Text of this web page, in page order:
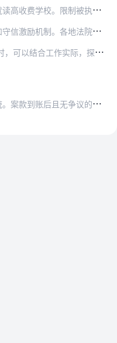
超出正常收费标准的学校，虽然是私立学校，但如果其收费未超出正常标准，也…
对被执行人分级分类采取失信惩戒、限制消费措施，让失信惩戒、限制消费措施…
各
地法院在依法开展失信惩戒的同时，可以结合工作实际，探索开展出具自动履行生效法律文书证明、将自动履行信息向征信机构推送、对诚信债务人依法酌情降低诉讼保全担保金额…
执行债权人；部分案款有争议的，应当先将无争议部分及时发放。目前，最高人…